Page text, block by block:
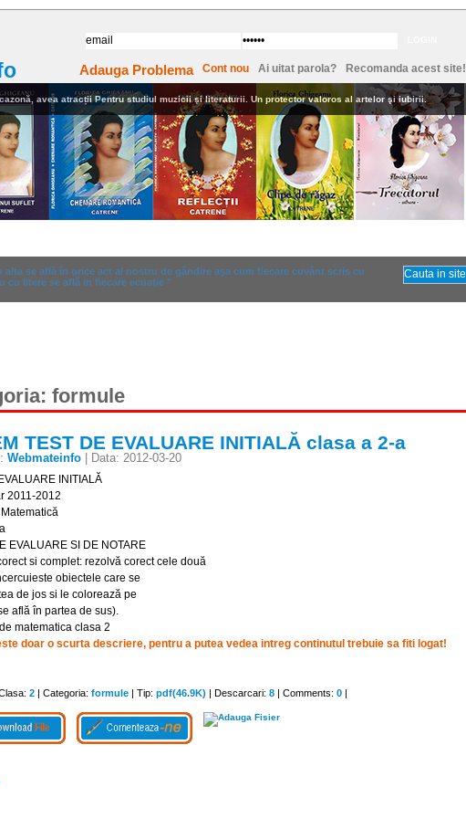
Adauga Problema Cont nou Ai uitat parola? Recomanda acest site!
avea atracții Pentru studiul muzicii şi literaturii. Un protector valoros al artelor şi iubirii.
se află în orice act al nostru de gândire aşa cum fiecare cuvânt scris cu
cu litere se află in fiecare ecuaţie "
formule
TEST DE EVALUARE INITIALĂ clasa a 2-a
Webmateinfo | Data: 2012-03-20
INITIALĂ
2011-2012
EVALUARE SI DE NOTARE
si complet: rezolvă corect cele două
obiectele care se
de jos si le colorează pe
află în partea de sus).
matematica clasa 2
doar o scurta descriere, pentru a putea vedea intreg continutul trebuie sa fiti logat!
2 | Categoria: formule | Tip: pdf(46.9K) | Descarcari: 8 | Comments: 0 |